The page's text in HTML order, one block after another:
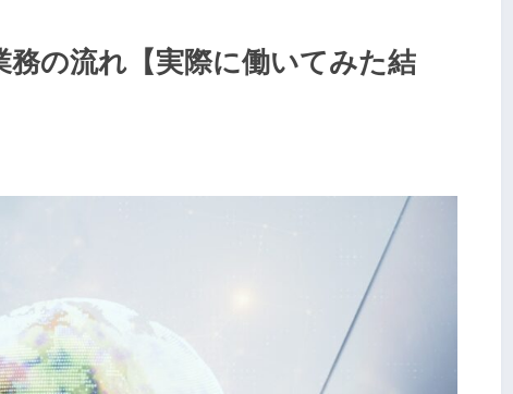
の流れ【実際に働いてみた結